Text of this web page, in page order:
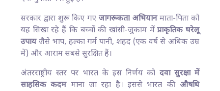
सरकार द्वारा शुरू किए गए जागरूकता अभियानमाता-पिता को
यह सिखा रहे हैं कि बच्चों की खांसी-जुकाम मेंप्राकृतिक घरेलू
उपायजैसे भाप, हल्का गर्म पानी, शहद (एक वर्ष से अधिक उम्र
में) और आराम सबसे सुरक्षित हैं।
अंतरराष्ट्रीय स्तर पर भारत के इस निर्णय को दवा सुरक्षा में
साहसिक कदममाना जा रहा है। इससे भारत की औषधि